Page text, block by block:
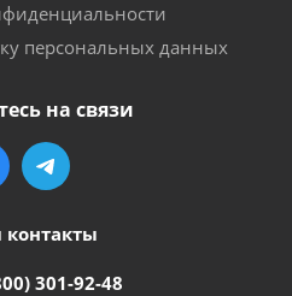
персональных данных
на связи
301-92-48